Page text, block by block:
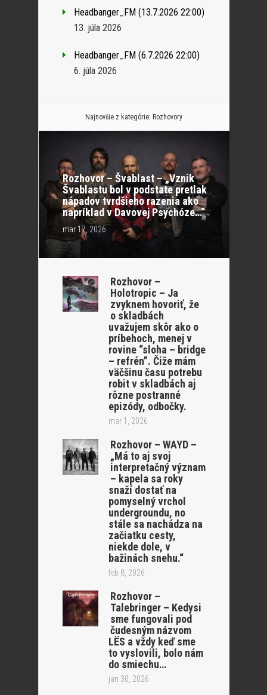
Headbanger_FM (13.7.2026 22:00)
13. júla 2026
Headbanger_FM (6.7.2026 22:00)
6. júla 2026
Najnovšie z kategórie: Rozhovory
Rozhovor – Švablast – „Vznik
Švablastu bol v podstate pretlak
nápadov tvrdšieho razenia ako
napríklad v Davovej Psychóze…“
mar 17, 2026
Rozhovor –
Holotropic – Ja
zvyknem hovoriť, že
o skladbách
uvažujem skôr ako o
príbehoch, menej v
rovine “sloha – bridge
– refrén”. Čiže mám
väčšinu času potrebu
robit v skladbách aj
rôzne postranné
epizódy, odbočky.
mar 1, 2026
Rozhovor – WAYD –
„Má to aj svoj
interpretačný význam
– kapela sa roky
snaží dostať na
pomyselný vrchol
undergroundu, no
stále sa nachádza na
začiatku cesty,
niekde dole, v
bažinách snehu.“
feb 8, 2026
Rozhovor –
Talebringer – Kedysi
sme fungovali pod
čudesným názvom
LËS a vždy keď sme
to vyslovili, bolo nám
do smiechu…
jan 30, 2026